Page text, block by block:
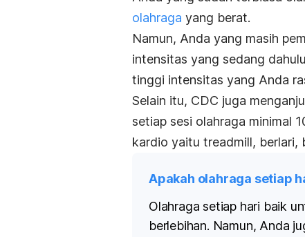
olahraga yang berat.
Namun, Anda yang masih
intensitas yang sedang
tinggi intensitas yang Anda
Selain itu, CDC juga
setiap sesi olahraga minimal
kardio yaitu treadmill, berlari,
Apakah olahraga setiap
Olahraga setiap hari baik
berlebihan. Namun, Anda